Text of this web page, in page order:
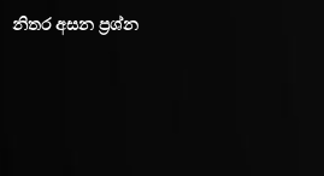
නිතර අසන ප්‍රශ්න